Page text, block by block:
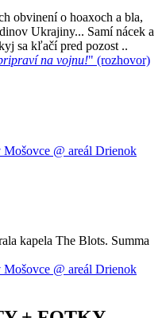
obvinení o hoaxoch a bla,
Ukrajiny... Samí nácek a
sa kľačí pred pozost ..
na vojnu!" (rozhovor)
@ areál Drienok
kapela The Blots. Summa
@ areál Drienok